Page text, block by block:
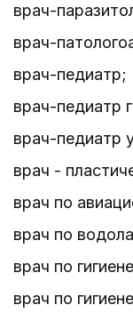
врач-
врач-
врач-педиатр;
врач-педиатр
врач-педиатр
врач -
врач по
врач по
врач по
врач по